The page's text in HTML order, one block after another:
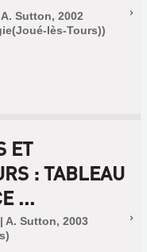
Sutton, 2002
lès-Tours))
ET
: TABLEAU
...
A. Sutton, 2003